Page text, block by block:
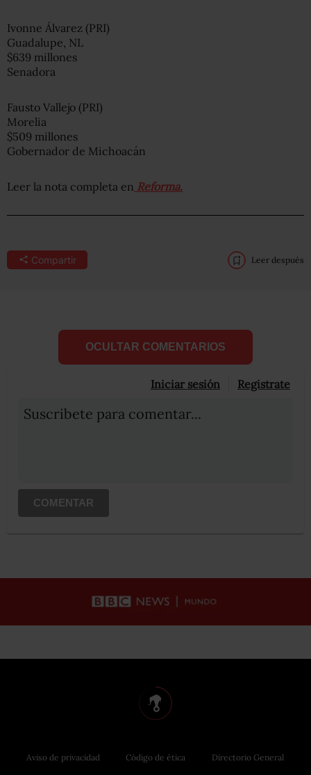
Ivonne Álvarez (PRI)
Guadalupe, NL
$639 millones
Senadora
Fausto Vallejo (PRI)
Morelia
$509 millones
Gobernador de Michoacán
Leer la nota completa en Reforma.
Compartir Leer después
OCULTAR COMENTARIOS
Iniciar sesión Registrate
Suscribete para comentar...
COMENTAR
Aviso de privacidad Código de ética Directorio General